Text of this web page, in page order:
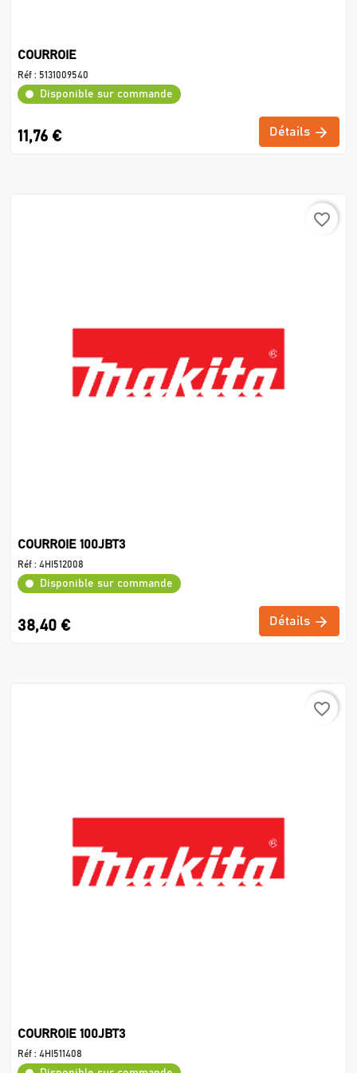
COURROIE
Réf : 5131009540
Disponible sur commande
11,76 € Détails
favorite_border
COURROIE 100JBT3
Réf : 4HI512008
Disponible sur commande
38,40 € Détails
favorite_border
COURROIE 100JBT3
Réf : 4HI511408